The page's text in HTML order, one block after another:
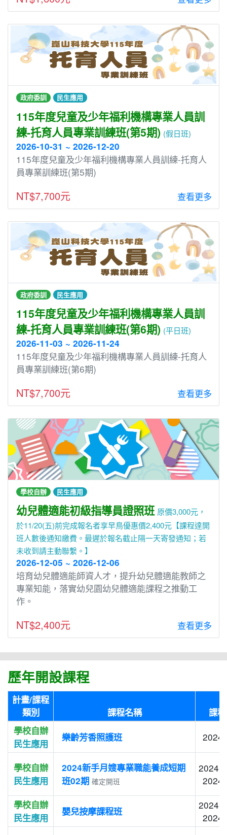
政府委訓 民生應用
115年度兒童及少年福利機構專業人員訓
練-托育人員專業訓練班(第5期) (假日班)
2026-10-31 ~ 2026-12-20
115年度兒童及少年福利機構專業人員訓練-托育人
員專業訓練班(第5期)
NT$7,700元 查看更多
政府委訓 民生應用
115年度兒童及少年福利機構專業人員訓
練-托育人員專業訓練班(第6期) (平日班)
2026-11-03 ~ 2026-11-24
115年度兒童及少年福利機構專業人員訓練-托育人
員專業訓練班(第6期)
NT$7,700元 查看更多
學校自辦 民生應用
幼兒體適能初級指導員證照班 原價3,000元，
於11/20(五)前完成報名者享早鳥優惠價2,400元【課程達開
班人數後通知繳費。最遲於報名截止隔一天寄發通知；若
未收到請主動聯繫。】
2026-12-05 ~ 2026-12-06
培育幼兒體適能師資人才，提升幼兒體適能教師之
專業知能，落實幼兒園幼兒體適能課程之推動工
作。
NT$2,400元 查看更多
歷年開設課程
計畫/課程
類別
課程名稱
課
學校自辦
民生應用
樂齡芳香照護班
學校自辦
民生應用
2024新手月嫂專業職能養成短期
班02期 確定開班
2024-
學校自辦
民生應用
嬰兒按摩課程班
2024-